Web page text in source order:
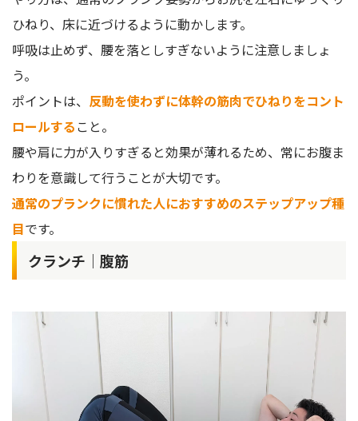
ひねり、床に近づけるように動かします。
呼吸は止めず、腰を落としすぎないように注意しましょ
う。
ポイントは、 反動を使わずに体幹の筋肉でひねりをコント
ロールする こと。
腰や肩に力が入りすぎると効果が薄れるため、常にお腹ま
わりを意識して行うことが大切です。
通常のプランクに慣れた人におすすめのステップアップ種
目です。
クランチ｜腹筋